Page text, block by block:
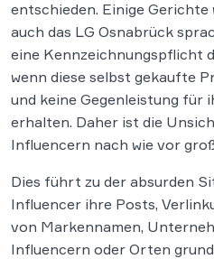
entschieden. Einige Gerichte
auch das LG Osnabrück
eine Kennzeichnungspflicht
wenn diese selbst gekaufte
und keine Gegenleistung für
erhalten. Daher ist die
Influencern nach wie vor
Dies führt zu der absurden
Influencer ihre Posts,
von Markennamen,
Influencern oder Orten